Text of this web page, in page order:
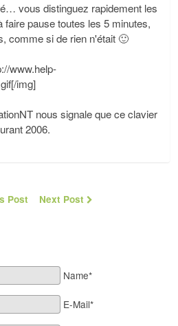
vous distinguez rapidement les
pause toutes les 5 minutes,
comme si de rien n'était 🙂
www.help-
img]
nous signale que ce clavier
2006.
Post Next Post
Name*
E-Mail*